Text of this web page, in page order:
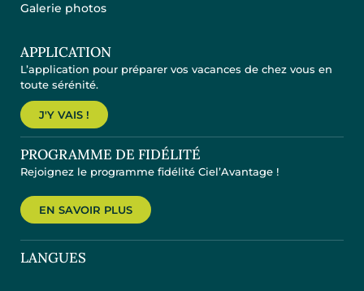
Galerie photos
APPLICATION
L’application pour préparer vos vacances de chez vous en
toute sérénité.
J'Y VAIS !
PROGRAMME DE FIDÉLITÉ
Rejoignez le programme fidélité Ciel’Avantage !
EN SAVOIR PLUS
LANGUES